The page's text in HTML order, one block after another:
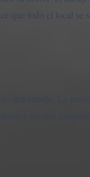
que todo el local se
deformado. La
y tensión corporal.